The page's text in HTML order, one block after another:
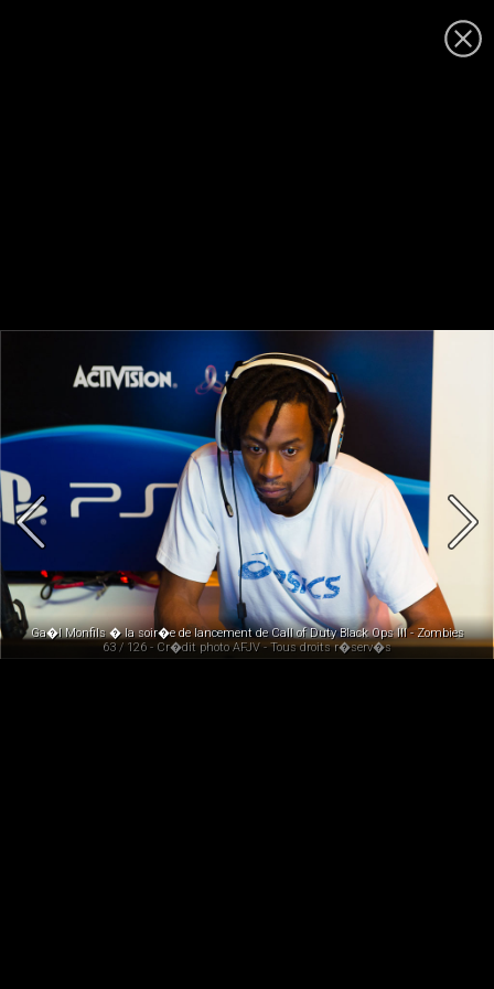
Ga�l Monfils � la soir�e de lancement de Call of Duty Black Ops III - Zombies
63 / 126 - Cr�dit photo AFJV - Tous droits r�serv�s